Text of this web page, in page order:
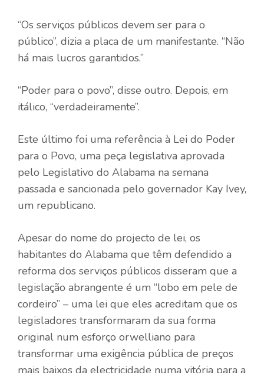
“Os serviços públicos devem ser para o
público”, dizia a placa de um manifestante. “Não
há mais lucros garantidos.”
“Poder para o povo”, disse outro. Depois, em
itálico, “verdadeiramente”.
Este último foi uma referência à Lei do Poder
para o Povo, uma peça legislativa aprovada
pelo Legislativo do Alabama na semana
passada e sancionada pelo governador Kay Ivey,
um republicano.
Apesar do nome do projecto de lei, os
habitantes do Alabama que têm defendido a
reforma dos serviços públicos disseram que a
legislação abrangente é um “lobo em pele de
cordeiro” – uma lei que eles acreditam que os
legisladores transformaram da sua forma
original num esforço orwelliano para
transformar uma exigência pública de preços
mais baixos da electricidade numa vitória para a